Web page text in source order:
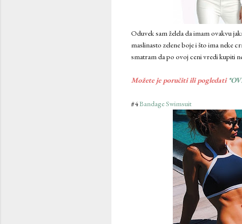
Oduvek sam želela da imam ovakvu
maslinasto zelene boje i što ima neke
smatram da po ovoj ceni vredi kupiti
Možete je poručiti ili pogledati
#4Bandage Swimsuit